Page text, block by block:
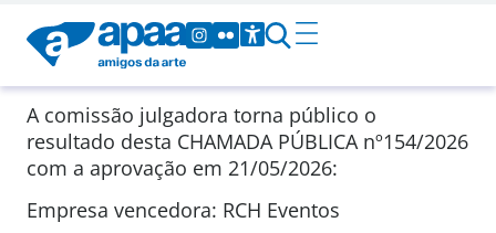
A comissão julgadora torna público o
resultado desta CHAMADA PÚBLICA nº154/2026
com a aprovação em 21/05/2026:
Empresa vencedora: RCH Eventos